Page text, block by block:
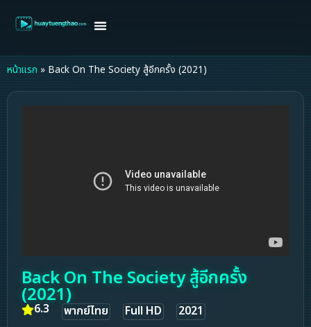
หน้าแรก » Back On The Society สู้อีกครั้ง (2021)
Back On The Society สู้อีกครั้ง
(2021)
6.3 พากย์ไทย Full HD 2021